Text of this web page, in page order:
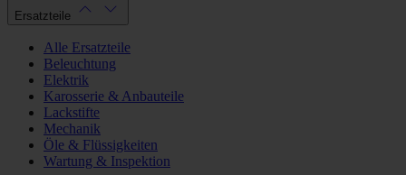
Ersatzteile
Alle Ersatzteile
Beleuchtung
Elektrik
Karosserie & Anbauteile
Lackstifte
Mechanik
Öle & Flüssigkeiten
Wartung & Inspektion